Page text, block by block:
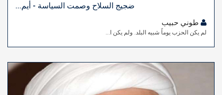
ضجيج السلاح وصمت السياسة - أيم...
لم يكن الحزب يوماً شبيه البلد. ولم يكن ا...